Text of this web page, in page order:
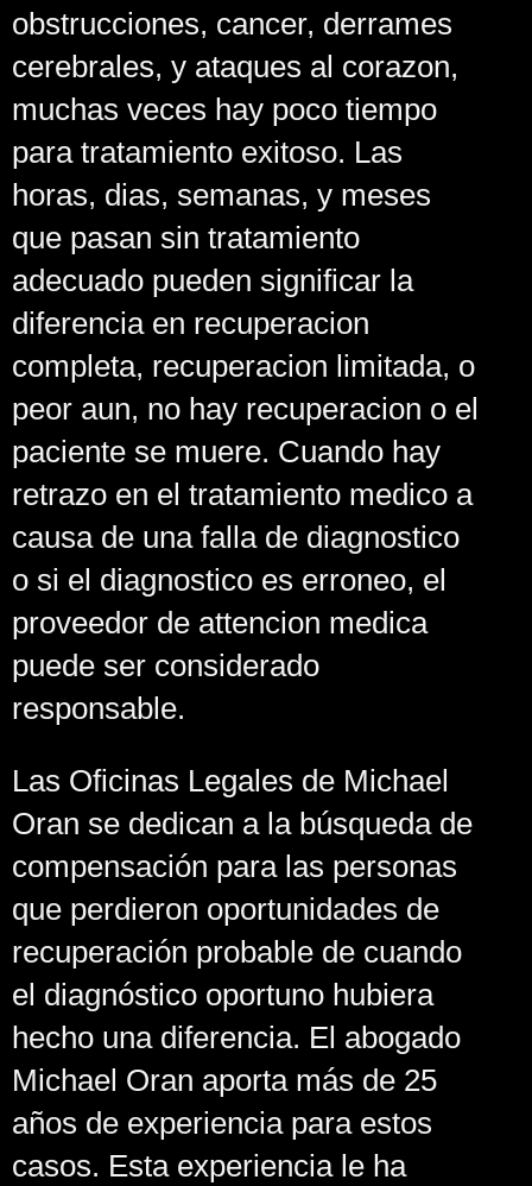
obstrucciones, cancer, derrames
cerebrales, y ataques al corazon,
muchas veces hay poco tiempo
para tratamiento exitoso. Las
horas, dias, semanas, y meses
que pasan sin tratamiento
adecuado pueden significar la
diferencia en recuperacion
completa, recuperacion limitada, o
peor aun, no hay recuperacion o el
paciente se muere. Cuando hay
retrazo en el tratamiento medico a
causa de una falla de diagnostico
o si el diagnostico es erroneo, el
proveedor de attencion medica
puede ser considerado
responsable.
Las Oficinas Legales de Michael
Oran se dedican a la búsqueda de
compensación para las personas
que perdieron oportunidades de
recuperación probable de cuando
el diagnóstico oportuno hubiera
hecho una diferencia. El abogado
Michael Oran aporta más de 25
años de experiencia para estos
casos. Esta experiencia le ha